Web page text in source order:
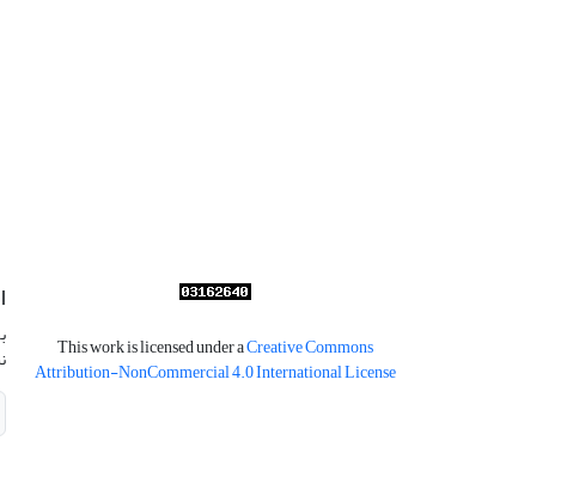
This work is licensed under aCreative Commons
Attribution-NonCommercial 4.0 International License